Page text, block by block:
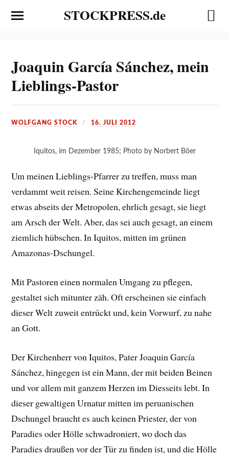
STOCKPRESS.de
Joaquin García Sánchez, mein
Lieblings-Pastor
WOLFGANG STOCK 16. JULI 2012
Iquitos, im Dezember 1985; Photo by Norbert Böer
Um meinen Lieblings-Pfarrer zu treffen, muss man
verdammt weit reisen. Seine Kirchengemeinde liegt
etwas abseits der Metropolen, ehrlich gesagt, sie liegt
am Arsch der Welt. Aber, das sei auch gesagt, an einem
ziemlich hübschen. In Iquitos, mitten im grünen
Amazonas-Dschungel.
Mit Pastoren einen normalen Umgang zu pflegen,
gestaltet sich mitunter zäh. Oft erscheinen sie einfach
dieser Welt zuweit entrückt und, kein Vorwurf, zu nahe
an Gott.
Der Kirchenherr von Iquitos, Pater Joaquin García
Sánchez, hingegen ist ein Mann, der mit beiden Beinen
und vor allem mit ganzem Herzen im Diesseits lebt. In
dieser gewaltigen Urnatur mitten im peruanischen
Dschungel braucht es auch keinen Priester, der von
Paradies oder Hölle schwadroniert, wo doch das
Paradies draußen vor der Tür zu finden ist, und die Hölle